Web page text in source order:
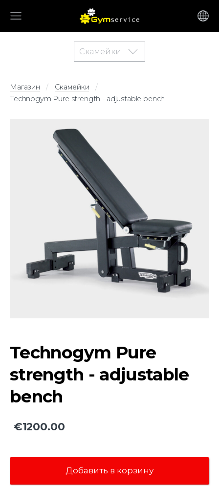
Скамейки
Магазин
Скамейки
Technogym Pure strength - adjustable bench
Technogym Pure
strength - adjustable
bench
€1200.00
Добавить в корзину